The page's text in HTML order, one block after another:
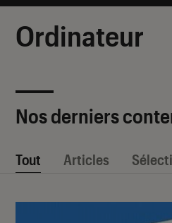
Ordinateur
Nos derniers
Tout Articles